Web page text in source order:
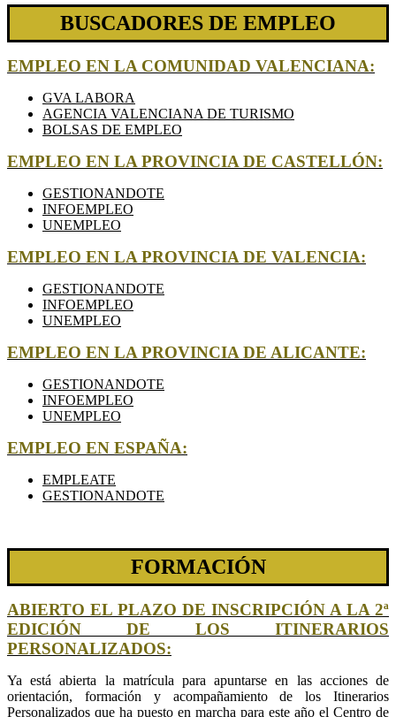
BUSCADORES DE EMPLEO
EMPLEO EN LA COMUNIDAD VALENCIANA:
GVA LABORA
AGENCIA VALENCIANA DE TURISMO
BOLSAS DE EMPLEO
EMPLEO EN LA PROVINCIA DE CASTELLÓN:
GESTIONANDOTE
INFOEMPLEO
UNEMPLEO
EMPLEO EN LA PROVINCIA DE VALENCIA:
GESTIONANDOTE
INFOEMPLEO
UNEMPLEO
EMPLEO EN LA PROVINCIA DE ALICANTE:
GESTIONANDOTE
INFOEMPLEO
UNEMPLEO
EMPLEO EN ESPAÑA:
EMPLEATE
GESTIONANDOTE
FORMACIÓN
ABIERTO EL PLAZO DE INSCRIPCIÓN A LA 2ª
EDICIÓN DE LOS ITINERARIOS
PERSONALIZADOS:
Ya está abierta la matrícula para apuntarse en las acciones de
orientación, formación y acompañamiento de los Itinerarios
Personalizados que ha puesto en marcha para este año el Centro de